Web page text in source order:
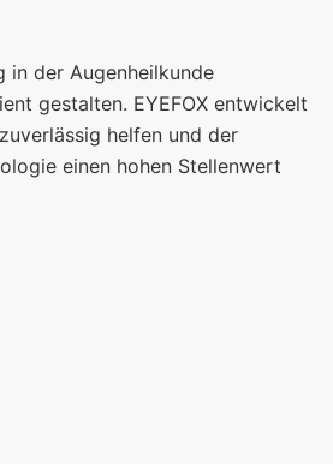
in der Augenheilkunde
gestalten. EYEFOX entwickelt
helfen und der
einen hohen Stellenwert